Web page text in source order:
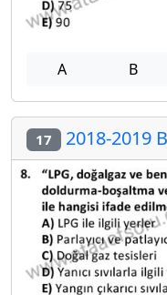
A B
17 2018-2019